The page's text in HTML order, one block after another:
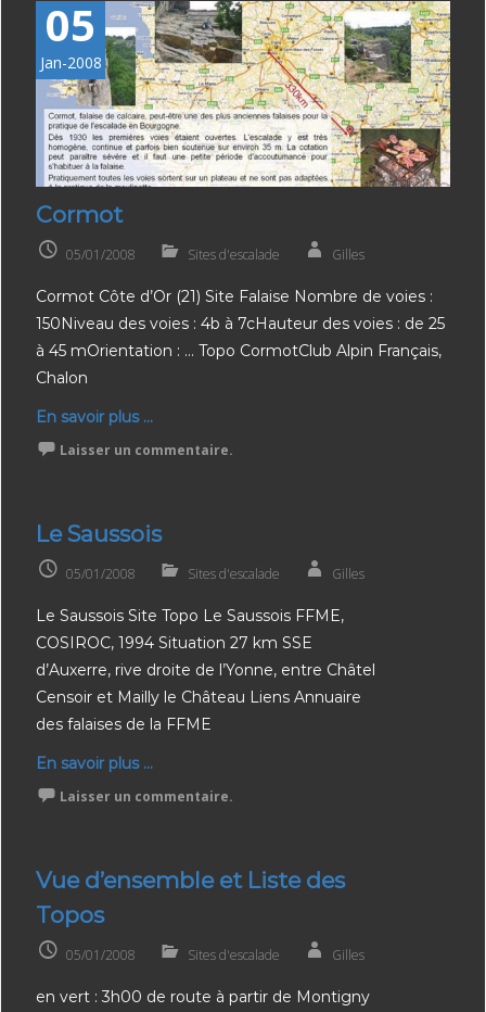
05
Jan-2008
Cormot
05/01/2008 Sites d'escalade Gilles
Cormot Côte d’Or (21) Site Falaise Nombre de voies :
150Niveau des voies : 4b à 7cHauteur des voies : de 25
à 45 mOrientation : … Topo CormotClub Alpin Français,
Chalon
En savoir plus ...
Laisser un commentaire.
Le Saussois
05/01/2008 Sites d'escalade Gilles
Le Saussois Site Topo Le Saussois FFME,
COSIROC, 1994 Situation 27 km SSE
d’Auxerre, rive droite de l’Yonne, entre Châtel
Censoir et Mailly le Château Liens Annuaire
des falaises de la FFME
En savoir plus ...
Laisser un commentaire.
Vue d’ensemble et Liste des
Topos
05/01/2008 Sites d'escalade Gilles
en vert : 3h00 de route à partir de Montigny